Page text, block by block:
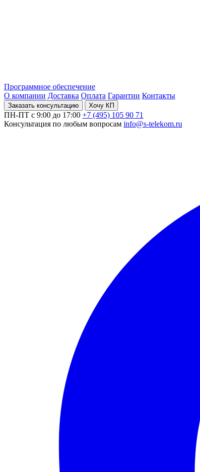
Программное обеспечение
О компании Доставка Оплата Гарантии Контакты
Заказать консультацию Хочу КП
ПН-ПТ с 9:00 до 17:00 +7 (495) 105 90 71
Консультация по любым вопросам info@s-telekom.ru